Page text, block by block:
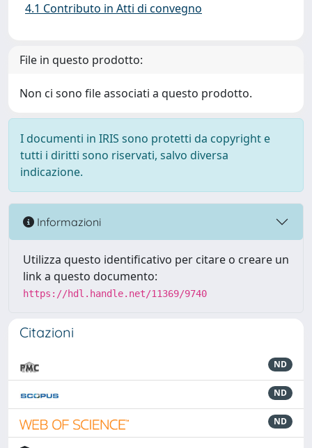
4.1 Contributo in Atti di convegno
File in questo prodotto:
Non ci sono file associati a questo prodotto.
I documenti in IRIS sono protetti da copyright e
tutti i diritti sono riservati, salvo diversa
indicazione.
Informazioni
Utilizza questo identificativo per citare o creare un
link a questo documento:
https://hdl.handle.net/11369/9740
Citazioni
ND
ND
ND